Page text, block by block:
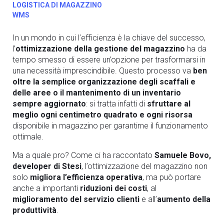
LOGISTICA DI MAGAZZINO
WMS
In un mondo in cui l’efficienza è la chiave del successo,
l’ottimizzazione della gestione del magazzino ha da
tempo smesso di essere un’opzione per trasformarsi in
una necessità imprescindibile. Questo processo va ben
oltre la semplice organizzazione degli scaffali e
delle aree o il mantenimento di un inventario
sempre aggiornato: si tratta infatti di sfruttare al
meglio ogni centimetro quadrato e ogni risorsa
disponibile in magazzino per garantirne il funzionamento
ottimale.
Ma a quale pro? Come ci ha raccontato Samuele Bovo,
developer di Stesi, l’ottimizzazione del magazzino non
solo migliora l’efficienza operativa, ma può portare
anche a importanti riduzioni dei costi, al
miglioramento del servizio clienti e all’aumento della
produttività.